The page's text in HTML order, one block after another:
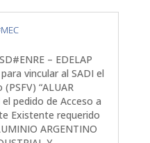
– EDELAP
vincular al SADI el
“ALUAR
pedido de Acceso a
Existente requerido
ARGENTINO